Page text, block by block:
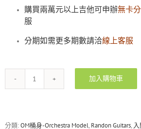
購買兩萬元以上吉他可申辦無卡
服
分期如需更多期數請洽線上客服
Randon
Pro
加入購物車
分類:OM桶身-Orchestra Model, Randon Guitars,